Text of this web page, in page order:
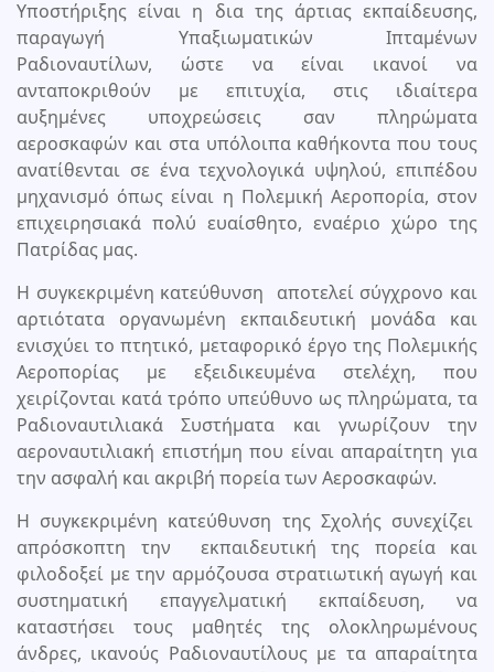
Υποστήριξης είναι η δια της άρτιας εκπαίδευσης,
παραγωγή Υπαξιωματικών Ιπταμένων
Ραδιοναυτίλων, ώστε να είναι ικανοί να
ανταποκριθούν με επιτυχία, στις ιδιαίτερα
αυξημένες υποχρεώσεις σαν πληρώματα
αεροσκαφών και στα υπόλοιπα καθήκοντα που τους
ανατίθενται σε ένα τεχνολογικά υψηλού, επιπέδου
μηχανισμό όπως είναι η Πολεμική Αεροπορία, στον
επιχειρησιακά πολύ ευαίσθητο, εναέριο χώρο της
Πατρίδας μας.
Η συγκεκριμένη κατεύθυνση αποτελεί σύγχρονο και
αρτιότατα οργανωμένη εκπαιδευτική μονάδα και
ενισχύει το πτητικό, μεταφορικό έργο της Πολεμικής
Αεροπορίας με εξειδικευμένα στελέχη, που
χειρίζονται κατά τρόπο υπεύθυνο ως πληρώματα, τα
Ραδιοναυτιλιακά Συστήματα και γνωρίζουν την
αεροναυτιλιακή επιστήμη που είναι απαραίτητη για
την ασφαλή και ακριβή πορεία των Αεροσκαφών.
Η συγκεκριμένη κατεύθυνση της Σχολής συνεχίζει
απρόσκοπτη την εκπαιδευτική της πορεία και
φιλοδοξεί με την αρμόζουσα στρατιωτική αγωγή και
συστηματική επαγγελματική εκπαίδευση, να
καταστήσει τους μαθητές της ολοκληρωμένους
άνδρες, ικανούς Ραδιοναυτίλους με τα απαραίτητα